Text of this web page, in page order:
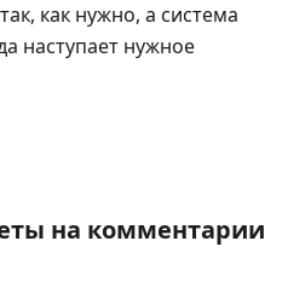
как нужно, а система
наступает нужное
на комментарии